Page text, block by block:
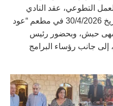
التطوعي، عقد النادي
اجتماعه العاشر للهيئة العامة بتاريخ 30/4/2026 في مطعم “عود
سهى حبش، وبحضور رئيس
إلى جانب رؤساء البرامج